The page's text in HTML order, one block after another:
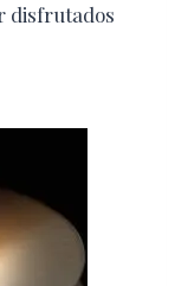
disfrutados